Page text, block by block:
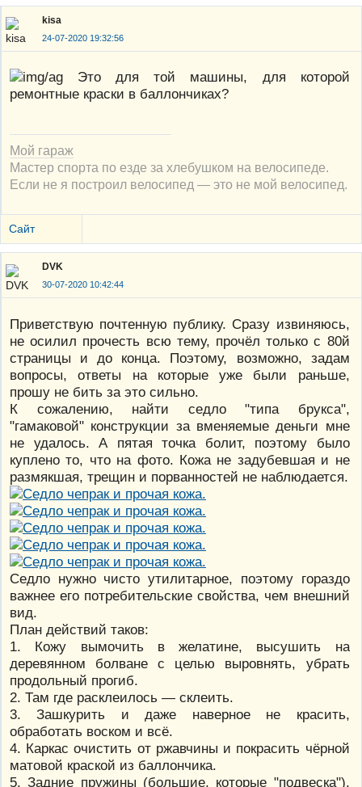
kisa
24-07-2020 19:32:56
Это для той машины, для которой
ремонтные краски в баллончиках?
Мой гараж
Мастер спорта по езде за хлебушком на велосипеде.
Если не я построил велосипед — это не мой велосипед.
Сайт
DVK
30-07-2020 10:42:44
Приветствую почтенную публику. Сразу извиняюсь,
не осилил прочесть всю тему, прочёл только с 80й
страницы и до конца. Поэтому, возможно, задам
вопросы, ответы на которые уже были раньше,
прошу не бить за это сильно.
К сожалению, найти седло "типа брукса",
"гамаковой" конструкции за вменяемые деньги мне
не удалось. А пятая точка болит, поэтому было
куплено то, что на фото. Кожа не задубевшая и не
размякшая, трещин и порванностей не наблюдается.
Седло нужно чисто утилитарное, поэтому гораздо
важнее его потребительские свойства, чем внешний
вид.
План действий таков:
1. Кожу вымочить в желатине, высушить на
деревянном болване с целью выровнять, убрать
продольный прогиб.
2. Там где расклеилось — склеить.
3. Зашкурить и даже наверное не красить,
обработать воском и всё.
4. Каркас очистить от ржавчины и покрасить чёрной
матовой краской из баллончика.
5. Задние пружины (большие, которые "подвеска"),